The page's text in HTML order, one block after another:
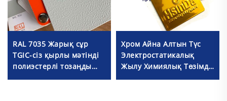
RAL 7035 Жарық сұр
TGIC-сіз қырлы мәтінді
полиэстерлі тозаңды
бояу, металл
Хром Айна Алтын Түс
Электростатикалық
Жылу Химиялық Төзімді
Тот басуға Қарсы